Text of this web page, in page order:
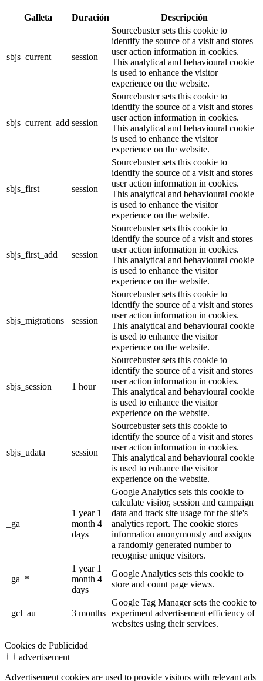
Galleta Duración Descripción
sbjs_current session
Sourcebuster sets this cookie to
identify the source of a visit and stores
user action information in cookies.
This analytical and behavioural cookie
is used to enhance the visitor
experience on the website.
sbjs_current_add session
Sourcebuster sets this cookie to
identify the source of a visit and stores
user action information in cookies.
This analytical and behavioural cookie
is used to enhance the visitor
experience on the website.
sbjs_first session
Sourcebuster sets this cookie to
identify the source of a visit and stores
user action information in cookies.
This analytical and behavioural cookie
is used to enhance the visitor
experience on the website.
sbjs_first_add session
Sourcebuster sets this cookie to
identify the source of a visit and stores
user action information in cookies.
This analytical and behavioural cookie
is used to enhance the visitor
experience on the website.
sbjs_migrations session
Sourcebuster sets this cookie to
identify the source of a visit and stores
user action information in cookies.
This analytical and behavioural cookie
is used to enhance the visitor
experience on the website.
sbjs_session 1 hour
Sourcebuster sets this cookie to
identify the source of a visit and stores
user action information in cookies.
This analytical and behavioural cookie
is used to enhance the visitor
experience on the website.
sbjs_udata session
Sourcebuster sets this cookie to
identify the source of a visit and stores
user action information in cookies.
This analytical and behavioural cookie
is used to enhance the visitor
experience on the website.
_ga
1 year 1
month 4
days
Google Analytics sets this cookie to
calculate visitor, session and campaign
data and track site usage for the site's
analytics report. The cookie stores
information anonymously and assigns
a randomly generated number to
recognise unique visitors.
_ga_*
1 year 1
month 4
days
Google Analytics sets this cookie to
store and count page views.
_gcl_au 3 months
Google Tag Manager sets the cookie to
experiment advertisement efficiency of
websites using their services.
Cookies de Publicidad
advertisement
Advertisement cookies are used to provide visitors with relevant ads